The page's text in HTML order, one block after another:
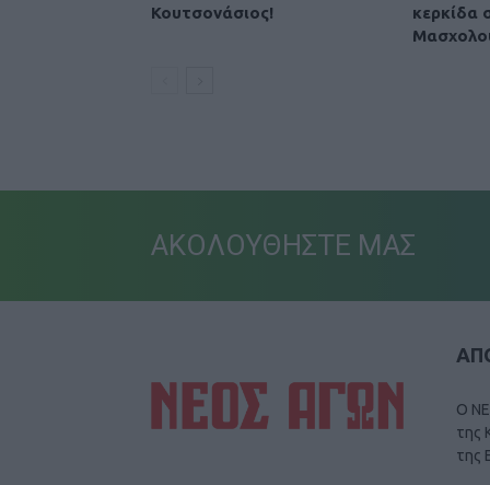
Κουτσονάσιος!
κερκίδα
ΑΚΟΛΟΥΘΗΣΤΕ ΜΑΣ
Ο
της
της